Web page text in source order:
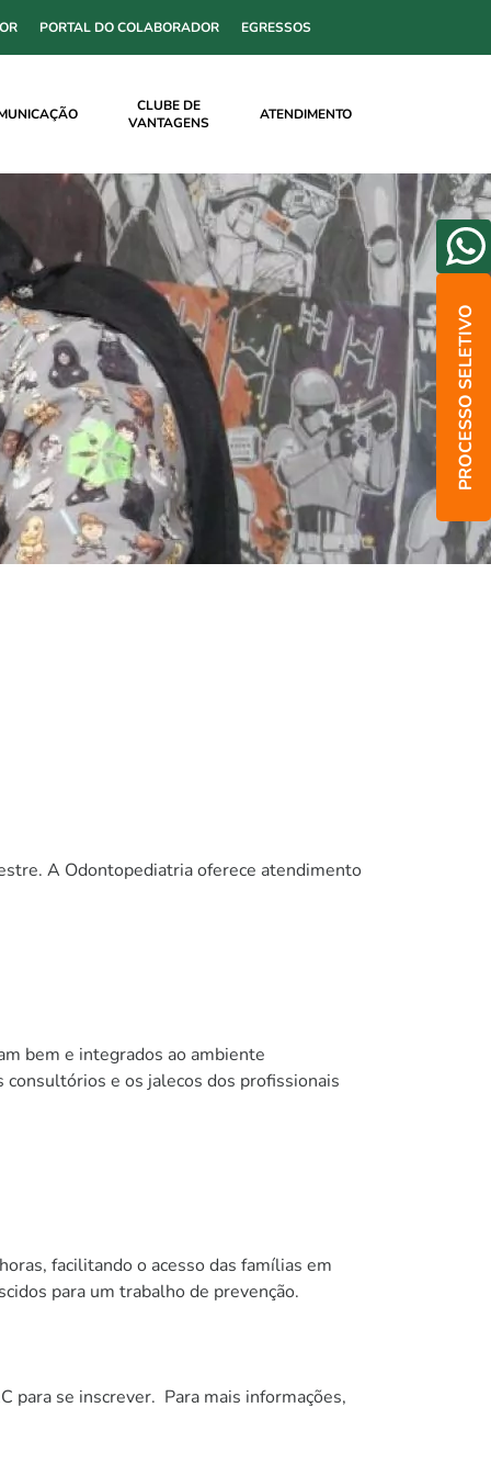
PORTAL DO COLABORADOR EGRESSOS
CLUBE DE
VANTAGENS
ATENDIMENTO
PROCESSO SELETIVO
A Odontopediatria oferece atendimento
bem e integrados ao ambiente
e os jalecos dos profissionais
facilitando o acesso das famílias em
para um trabalho de prevenção.
se inscrever. Para mais informações,